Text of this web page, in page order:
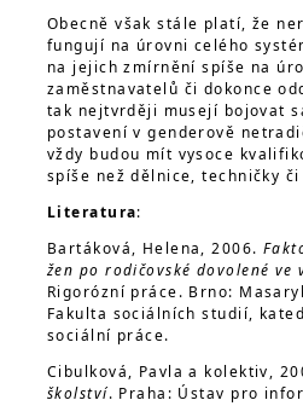
Obecně však stále platí, že
fungují na úrovni celého
na jejich zmírnění spíše na
zaměstnavatelů či dokonce
tak nejtvrději musejí bojovat
postavení v genderově
vždy budou mít vysoce
spíše než dělnice, techničky
Literatura:
Bartáková, Helena, 2006.
žen po rodičovské dovolené ve
Rigorózní práce. Brno:
Fakulta sociálních studií,
sociální práce.
Cibulková, Pavla a kolektiv,
školství. Praha: Ústav pro